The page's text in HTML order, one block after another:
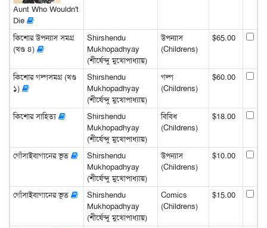
Aunt Who Wouldn't
Die
কিশোর উপন্যাস সমগ্র
(খণ্ড ৪)
Shirshendu
Mukhopadhyay
(শীর্ষেন্দু মুখোপাধ্যায়)
উপন্যাস
(Childrens)
$65.00
কিশোর গল্পসমগ্র (খণ্ড
১)
Shirshendu
Mukhopadhyay
(শীর্ষেন্দু মুখোপাধ্যায়)
গল্প
(Childrens)
$60.00
কিশোর সাহিত্য
Shirshendu
Mukhopadhyay
(শীর্ষেন্দু মুখোপাধ্যায়)
বিবিধ
(Childrens)
$18.00
গোঁসাইবাগানের ভূত
Shirshendu
Mukhopadhyay
(শীর্ষেন্দু মুখোপাধ্যায়)
উপন্যাস
(Childrens)
$10.00
গোঁসাইবাগানের ভূত
Shirshendu
Mukhopadhyay
(শীর্ষেন্দু মুখোপাধ্যায়)
Comics
(Childrens)
$15.00